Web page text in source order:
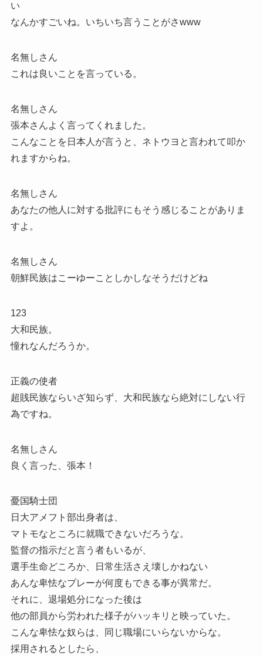
い
なんかすごいね。いちいち言うことがさwww
名無しさん
これは良いことを言っている。
名無しさん
張本さんよく言ってくれました。
こんなことを日本人が言うと、ネトウヨと言われて叩か
れますからね。
名無しさん
あなたの他人に対する批評にもそう感じることがありま
すよ。
名無しさん
朝鮮民族はこーゆーことしかしなそうだけどね
123
大和民族。
憧れなんだろうか。
正義の使者
超賎民族ならいざ知らず、大和民族なら絶対にしない行
為ですね。
名無しさん
良く言った、張本！
憂国騎士団
日大アメフト部出身者は、
マトモなところに就職できないだろうな。
監督の指示だと言う者もいるが、
選手生命どころか、日常生活さえ壊しかねない
あんな卑怯なプレーが何度もできる事が異常だ。
それに、退場処分になった後は
他の部員から労われた様子がハッキリと映っていた。
こんな卑怯な奴らは、同じ職場にいらないからな。
採用されるとしたら、